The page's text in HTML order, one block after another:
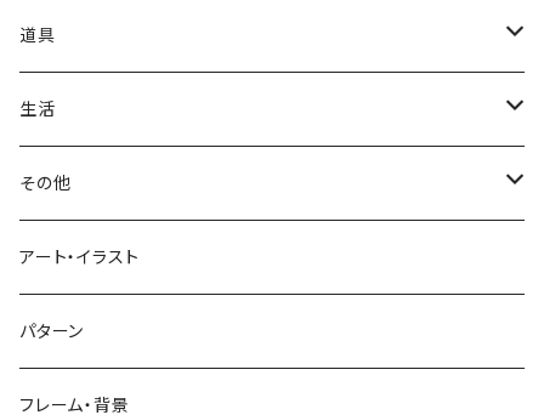
結婚式
父の日
節分
北欧
天使
シニア
おばけ
スケルトン
ジャックオランタン
鬼
山
木
川
月
太陽
雪
野バラ
牡丹
ひまわり
ハイビスカス
やしの木
あさがお
チンパンジー
トリ
ツル
カモメ
サカナ
イワシ
トラ
ウサギ
クマ
アイス
キャンディー
スイカ
イチゴ
和食
お雑煮
鏡餅
野菜
ナス
トマト
飲み物
ビール
ソーダ
洋食
カレー
バーベキュー
車
道具
ファッション
サングラス
ビーチサンダル
文房具
はさみ
おりがみ
コスメ
遊具
ぬいぐるみ
キッチン用品
生活
花粉症
風邪
ビジネス
病院
その他
ハート
デジタル
街並み
アート・イラスト
パターン
フレーム・背景